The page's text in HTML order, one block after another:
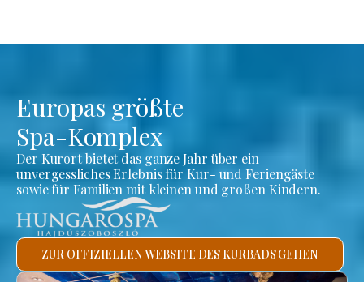
Europas größte
Spa-Komplex
Der Kurort bietet das ganze Jahr über ein
unvergessliches Erlebnis für Kur- und Feriengäste
sowie für Familien mit kleinen und großen Kindern.
ZUR OFFIZIELLEN WEBSITE DES KURBADS GEHEN